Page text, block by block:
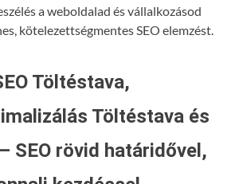
a weboldalad és vállalkozásod
kötelezettségmentes SEO elemzést.
Töltéstava,
Töltéstava és
SEO rövid határidővel,